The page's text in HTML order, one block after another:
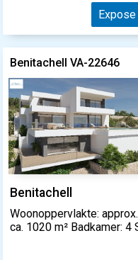
Benitachell VA-22646
Benitachell
Woonoppervlakte:
ca. 1020 m² Badkamer: 4